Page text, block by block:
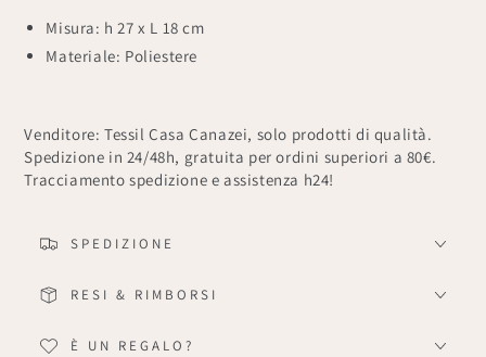
Misura: h 27 x L 18 cm
Materiale: Poliestere
Venditore: Tessil Casa Canazei, solo prodotti di qualità.
Spedizione in 24/48h, gratuita per ordini superiori a 80€.
Tracciamento spedizione e assistenza h24!
SPEDIZIONE
RESI & RIMBORSI
È UN REGALO?